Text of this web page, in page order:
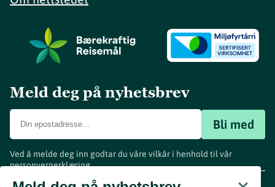
Meld deg på nyhetsbrev
Bli med
Ved å melde deg inn godtar du våre vilkår i henhold til vår
personvernerklæring.
www.visitvestfold.com